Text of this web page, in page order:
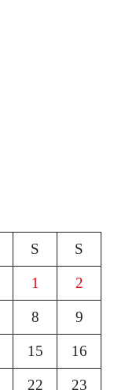
S S
1 2
8 9
15 16
22 23